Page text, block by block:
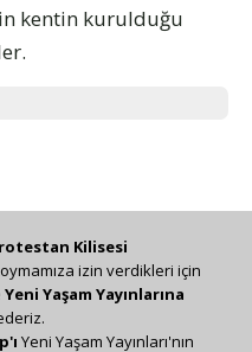
kentin kurulduğu
Kilisesi
izin verdikleri için
Yeni Yaşam Yayınlarına
Yeni Yaşam Yayınları'nın